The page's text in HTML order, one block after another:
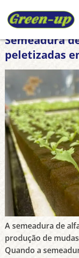
Tag:
Semeadura
peletizadas
A semeadura de
produção de
Quando a